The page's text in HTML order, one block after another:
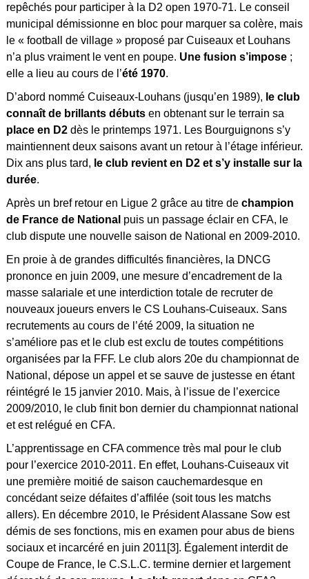
repêchés pour participer à la D2 open 1970-71. Le conseil
municipal démissionne en bloc pour marquer sa colère, mais
le « football de village » proposé par Cuiseaux et Louhans
n’a plus vraiment le vent en poupe. Une fusion s’impose ;
elle a lieu au cours de l’été 1970.
D’abord nommé Cuiseaux-Louhans (jusqu’en 1989), le club
connaît de brillants débuts en obtenant sur le terrain sa
place en D2 dès le printemps 1971. Les Bourguignons s’y
maintiennent deux saisons avant un retour à l’étage inférieur.
Dix ans plus tard, le club revient en D2 et s’y installe sur la
durée.
Après un bref retour en Ligue 2 grâce au titre de champion
de France de National puis un passage éclair en CFA, le
club dispute une nouvelle saison de National en 2009-2010.
En proie à de grandes difficultés financières, la DNCG
prononce en juin 2009, une mesure d’encadrement de la
masse salariale et une interdiction totale de recruter de
nouveaux joueurs envers le CS Louhans-Cuiseaux. Sans
recrutements au cours de l’été 2009, la situation ne
s’améliore pas et le club est exclu de toutes compétitions
organisées par la FFF. Le club alors 20e du championnat de
National, dépose un appel et se sauve de justesse en étant
réintégré le 15 janvier 2010. Mais, à l’issue de l’exercice
2009/2010, le club finit bon dernier du championnat national
et est relégué en CFA.
L’apprentissage en CFA commence très mal pour le club
pour l’exercice 2010-2011. En effet, Louhans-Cuiseaux vit
une première moitié de saison cauchemardesque en
concédant seize défaites d’affilée (soit tous les matchs
allers). En décembre 2010, le Président Alassane Sow est
démis de ses fonctions, mis en examen pour abus de biens
sociaux et incarcéré en juin 2011[3]. Également interdit de
Coupe de France, le C.S.L.C. termine dernier et largement